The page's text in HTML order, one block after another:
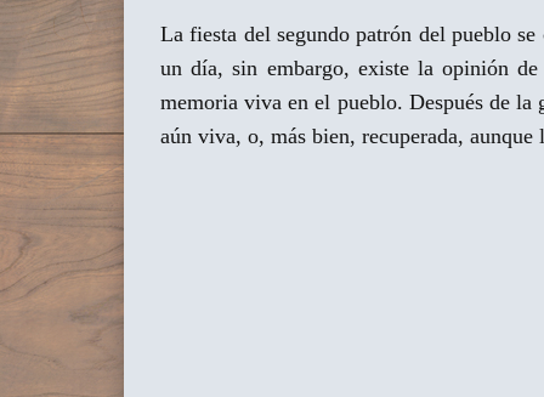
La fiesta del segundo patrón del pueblo
un día, sin embargo, existe la opinión
memoria viva en el pueblo. Después de la
aún viva, o, más bien, recuperada,